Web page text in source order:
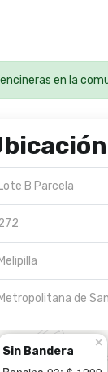
en la
Lote B Parcela
Melipilla
Metropolitana de
Sin Bandera
×